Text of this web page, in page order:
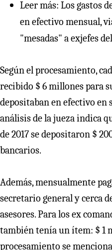
Leer más: Los gastos
en efectivo mensual,
"mesadas" a exjefes
Según el procesamiento,
recibido $ 6 millones para
depositaban en efectivo en
análisis de la jueza indica
de 2017 se depositaron $
bancarios.
Además, mensualmente
secretario general y cerca
asesores. Para los ex
también tenía un ítem: $ 1
procesamiento se